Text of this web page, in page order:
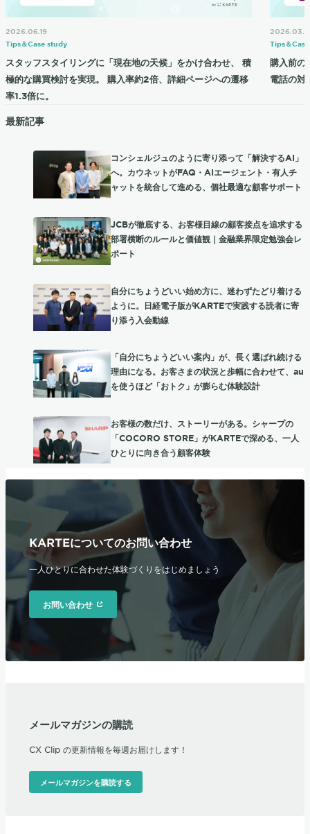
2026.06.19
Tips＆Case study
スタッフスタイリングに「現在地の天候」をかけ合わせ、 積
極的な購買検討を実現。 購入率約2倍、詳細ページへの遷移
率1.3倍に。
Tips＆
購入前の
電話の
最新記事
コンシェルジュのように寄り添って「解決するAI」
へ。カウネットがFAQ・AIエージェント・有人チ
ャットを統合して進める、個社最適な顧客サポート
JCBが徹底する、お客様目線の顧客接点を追求する
部署横断のルールと価値観｜金融業界限定勉強会レ
ポート
自分にちょうどいい始め方に、迷わずたどり着ける
ように。日経電子版がKARTEで実践する読者に寄
り添う入会動線
「自分にちょうどいい案内」が、長く選ばれ続ける
理由になる。お客さまの状況と歩幅に合わせて、au
を使うほど「おトク」が膨らむ体験設計
お客様の数だけ、ストーリーがある。シャープの
「COCORO STORE」がKARTEで深める、一人
ひとりに向き合う顧客体験
KARTEについてのお問い合わせ
一人ひとりに合わせた体験づくりをはじめましょう
お問い合わせ
メールマガジンの購読
CX Clip の更新情報を毎週お届けします！
メールマガジンを購読する